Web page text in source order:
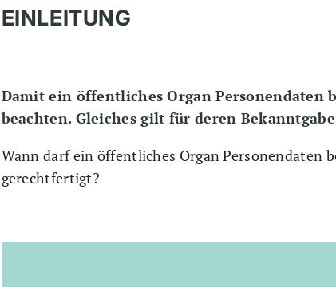
EINLEITUNG
Damit ein öffentliches Organ Personendaten
beachten. Gleiches gilt für deren
Wann darf ein öffentliches Organ Personendaten
gerechtfertigt?